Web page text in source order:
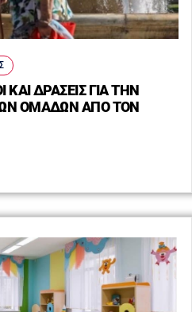
ΔΡΑΣΕΙΣ ΓΙΑ ΤΗΝ
ΟΜΑΔΩΝ ΑΠΟ ΤΟΝ